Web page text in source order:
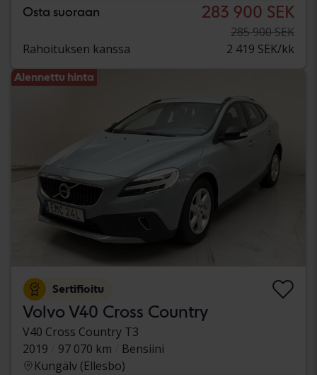
Osta suoraan 283 900 SEK
285 900 SEK
Rahoituksen kanssa
2 419 SEK/kk
Alennettu hinta
Sertifioitu
Volvo V40 Cross Country
V40 Cross Country T3
2019
97 070 km
Bensiini
Kungälv (Ellesbo)